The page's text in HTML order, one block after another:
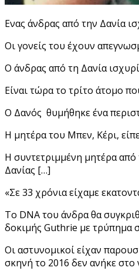
Ενας άνδρας από την Δανία
Οι γονείς του έχουν
Ο άνδρας από τη Δανία
Είναι τώρα το τρίτο άτομο
Ο Δανός θυμήθηκε ένα
Η μητέρα του Μπεν, Κέρι,
Η συντετριμμένη μητέρα από
Δανίας […]
«Σε 33 χρόνια είχαμε
Το DNA του άνδρα θα
δοκιμής Guthrie με τρύπημα
Οι αστυνομικοί είχαν
σκηνή το 2016 δεν ανήκε στο